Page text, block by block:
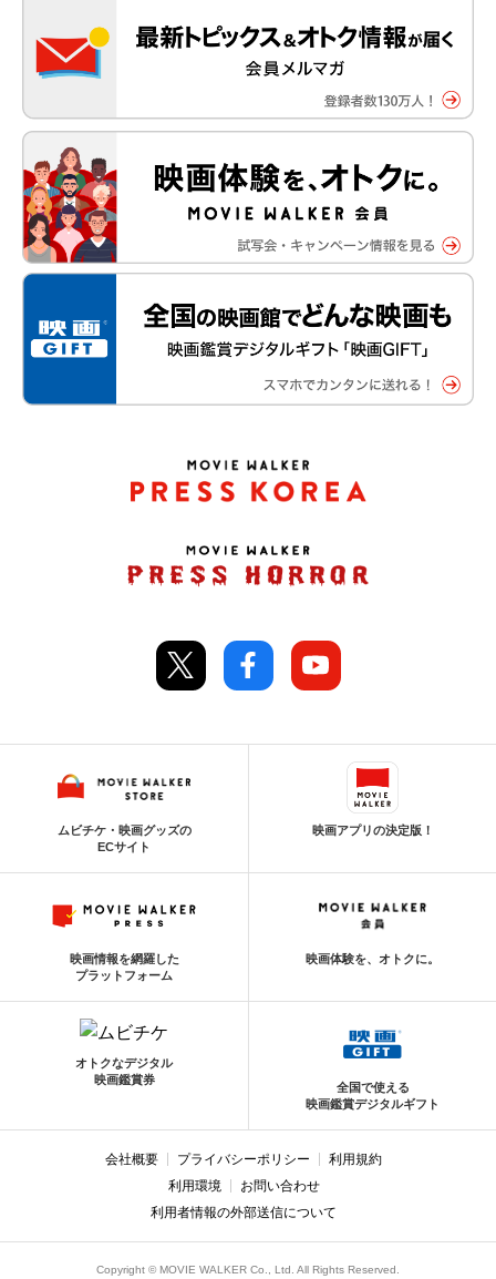
ムビチケ・映画グッズの
ECサイト
映画アプリの決定版！
映画情報を網羅した
プラットフォーム
映画体験を、オトクに。
オトクなデジタル
映画鑑賞券
全国で使える
映画鑑賞デジタルギフト
会社概要 プライバシーポリシー
利用規約
利用環境
お問い合わせ
利用者情報の外部送信について
Copyright © MOVIE WALKER Co., Ltd. All Rights Reserved.